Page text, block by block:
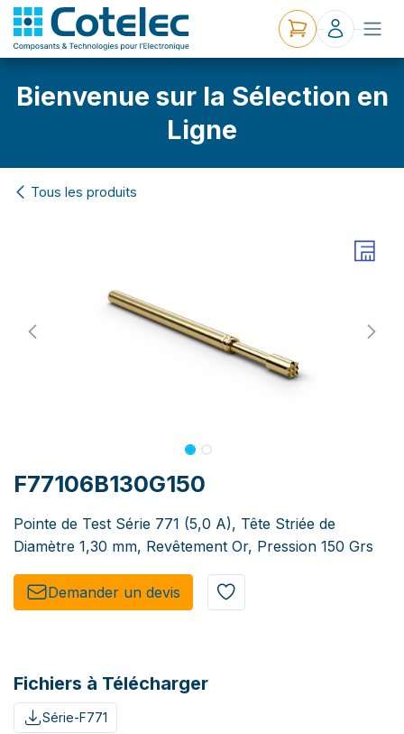
Bienvenue sur la Sélection en
Ligne
Tous les produits
F77106B130G150
Pointe de Test Série 771 (5,0 A), Tête Striée de
Diamètre 1,30 mm, Revêtement Or, Pression 150 Grs
Demander un de​​vis​​
Fichiers à Télécharger
Série-F771